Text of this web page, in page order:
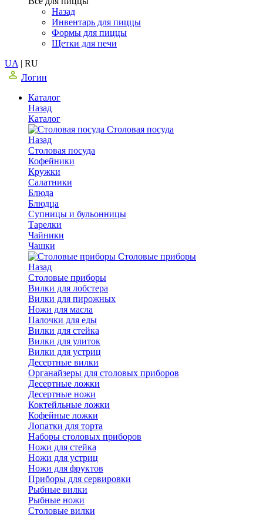
Назад
Инвентарь для пиццы
Формы для пиццы
Щетки для печи
UA | RU
Логин
Каталог
Назад
Каталог
Столовая посуда
Назад
Столовая посуда
Кофейники
Кружки
Салатники
Блюда
Блюдца
Супницы и бульонницы
Тарелки
Чайники
Чашки
Cтоловые приборы
Назад
Cтоловые приборы
Вилки для лобстера
Вилки для пирожных
Ножи для масла
Палочки для еды
Вилки для стейка
Вилки для улиток
Вилки для устриц
Десертные вилки
Органайзеры для столовых приборов
Десертные ложки
Десертные ножи
Коктейльные ложки
Кофейные ложки
Лопатки для торта
Наборы столовых приборов
Ножи для стейка
Ножи для устриц
Ножи для фруктов
Приборы для сервировки
Рыбные вилки
Рыбные ножи
Столовые вилки